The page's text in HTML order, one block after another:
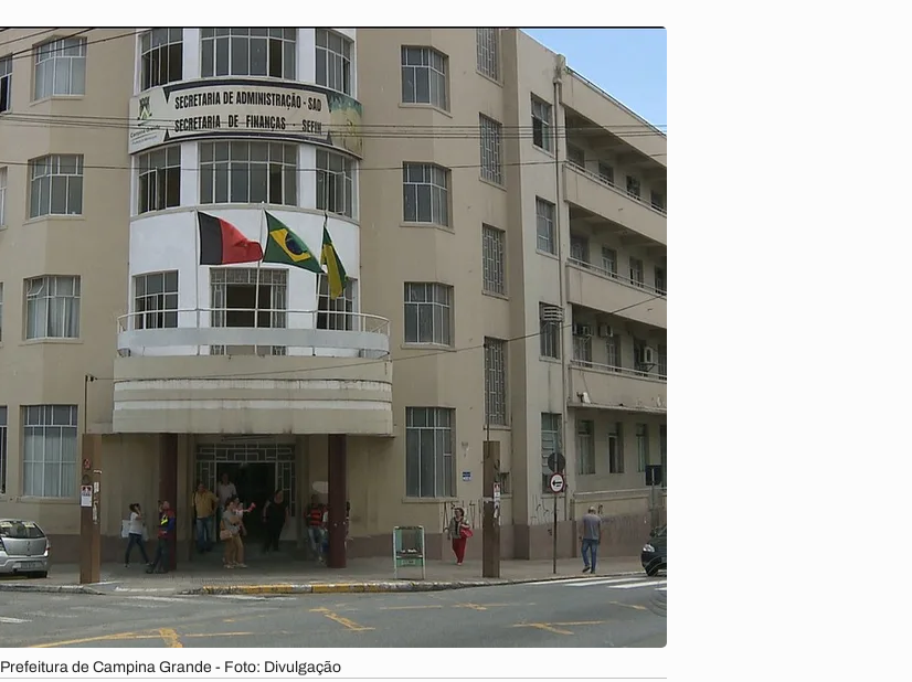
Prefeitura de Campina Grande - Foto: Divulgação